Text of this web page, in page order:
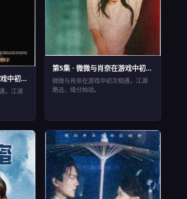
中初...
，江湖
EP5 ⏱ 46分钟
第5集 · 微微与肖奈在游戏中初...
微微与肖奈在游戏中初次相遇，江湖
路远，缘分始动。